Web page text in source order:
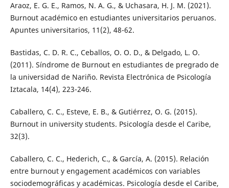
Araoz, E. G. E., Ramos, N. A. G., & Uchasara, H. J. M. (2021).
Burnout académico en estudiantes universitarios peruanos.
Apuntes universitarios, 11(2), 48-62.
Bastidas, C. D. R. C., Ceballos, O. O. D., & Delgado, L. O.
(2011). Síndrome de Burnout en estudiantes de pregrado de
la universidad de Nariño. Revista Electrónica de Psicología
Iztacala, 14(4), 223-246.
Caballero, C. C., Esteve, E. B., & Gutiérrez, O. G. (2015).
Burnout in university students. Psicología desde el Caribe,
32(3).
Caballero, C. C., Hederich, C., & García, A. (2015). Relación
entre burnout y engagement académicos con variables
sociodemográficas y académicas. Psicología desde el Caribe,